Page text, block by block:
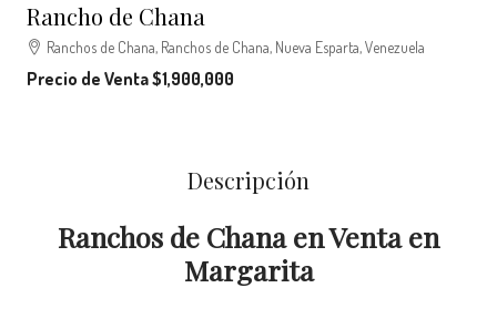
Rancho de Chana
Ranchos de Chana, Ranchos de Chana, Nueva Esparta, Venezuela
Precio de Venta$1,900,000
Descripción
Ranchos de Chana en Venta en
Margarita